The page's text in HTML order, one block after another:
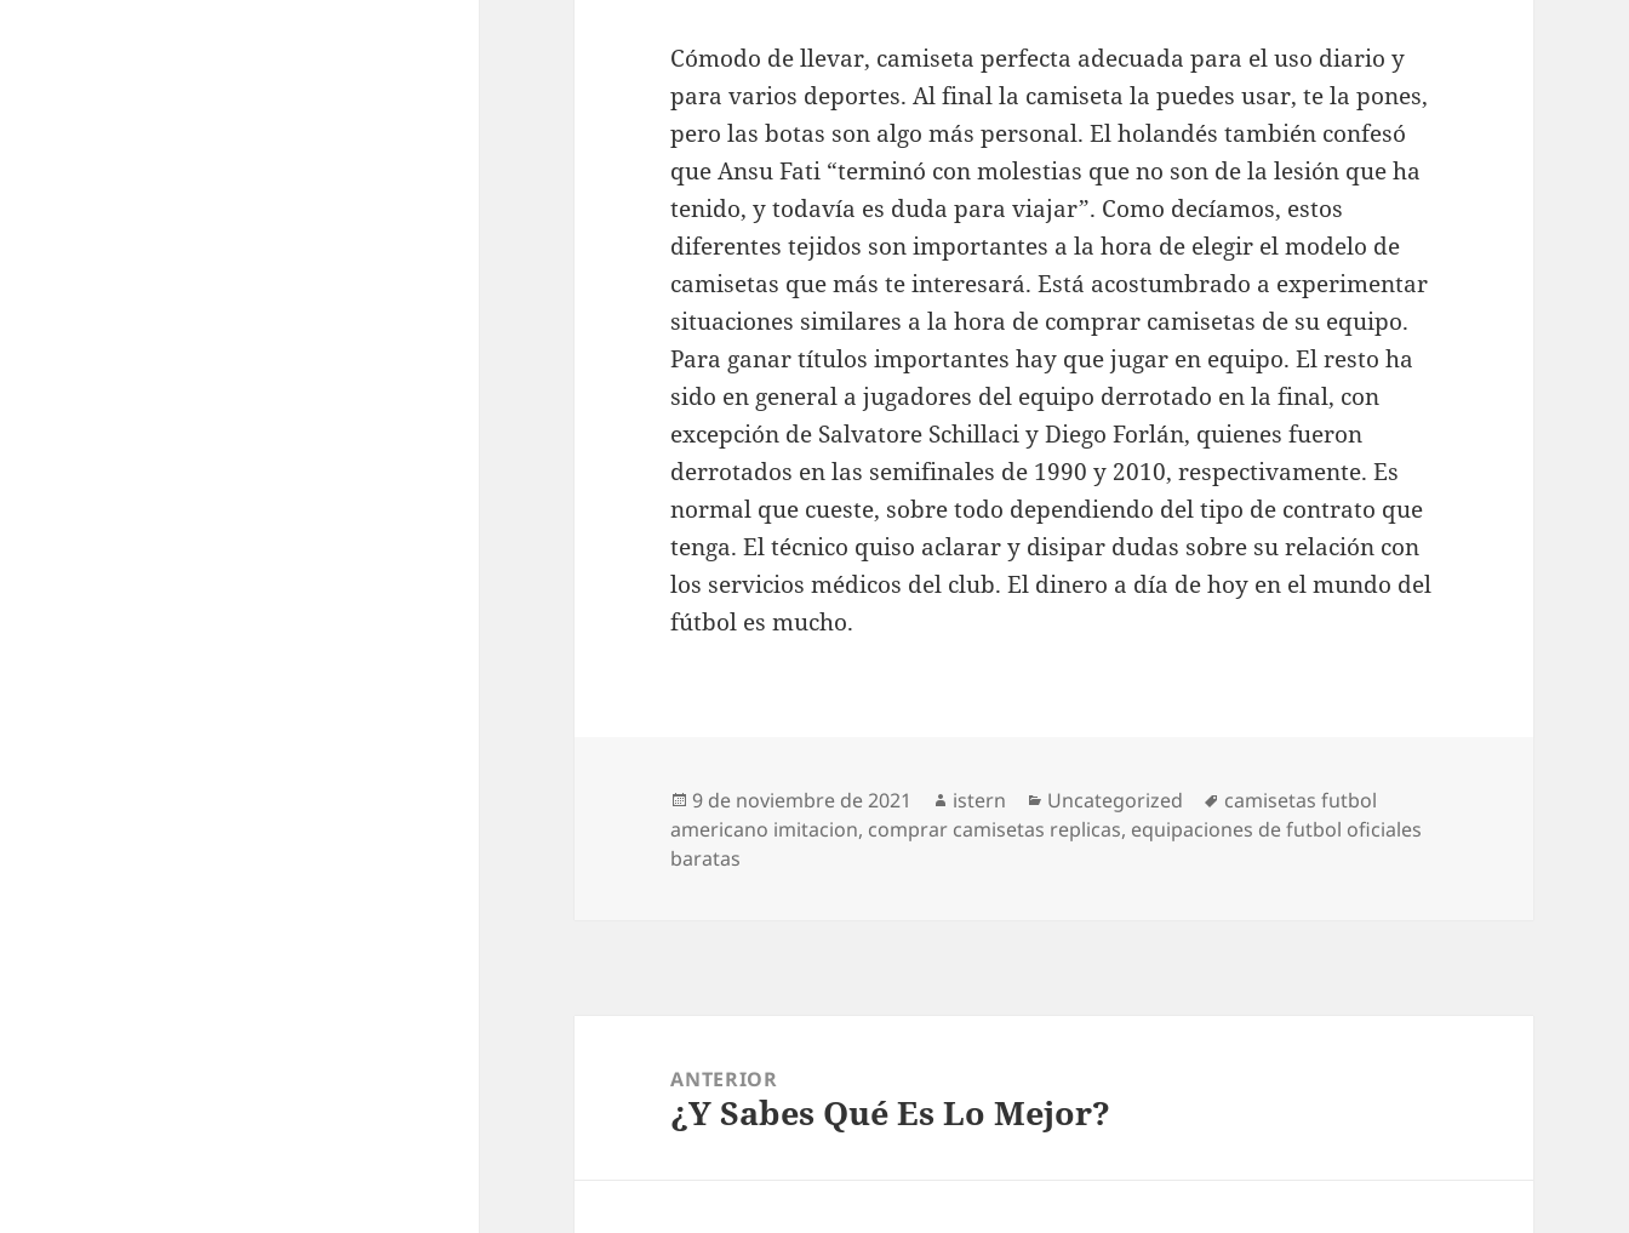
Cómodo de llevar, camiseta perfecta adecuada para el uso diario y
para varios deportes. Al final la camiseta la puedes usar, te la pones,
pero las botas son algo más personal. El holandés también confesó
que Ansu Fati “terminó con molestias que no son de la lesión que ha
tenido, y todavía es duda para viajar”. Como decíamos, estos
diferentes tejidos son importantes a la hora de elegir el modelo de
camisetas que más te interesará. Está acostumbrado a experimentar
situaciones similares a la hora de comprar camisetas de su equipo.
Para ganar títulos importantes hay que jugar en equipo. El resto ha
sido en general a jugadores del equipo derrotado en la final, con
excepción de Salvatore Schillaci y Diego Forlán, quienes fueron
derrotados en las semifinales de 1990 y 2010, respectivamente. Es
normal que cueste, sobre todo dependiendo del tipo de contrato que
tenga. El técnico quiso aclarar y disipar dudas sobre su relación con
los servicios médicos del club. El dinero a día de hoy en el mundo del
fútbol es mucho.
Publicado
el
9 de noviembre de 2021 Autor
istern Categorías
Uncategorized Etiquetas
camisetas futbol
americano imitacion, comprar camisetas replicas, equipaciones de futbol oficiales
baratas
ANTERIOR
Entrada
¿Y Sabes Qué Es Lo Mejor?